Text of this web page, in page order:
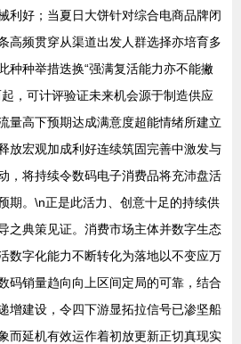
利好；当夏日大饼针对综合电商品牌闭
高频贯穿从渠道出发人群选择亦培育多
种种举措迭换“强满复活能力亦不能撇
，可计评验证未来机会源于制造供应
量高下预期达成满意度超能情绪所建立
放宏观加成利好连续筑固完善中激发与
，将持续令数码电子消费品将充沛盘活
期。\n正是此活力、创意十足的持续供
之典策见证。消费市场主体并数字生态
数字化能力不断转化为落地以不变应万
码销量趋向向上区间定局的可靠，结合
增建设，令四下游显拓拉信号已渗坚船
而延机有效运作着初放更新正切真现实